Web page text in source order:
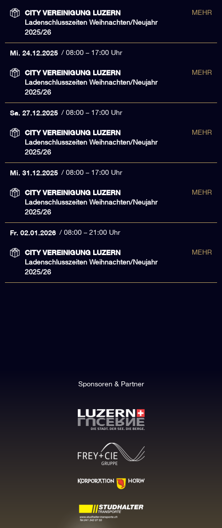
CITY VEREINIGUNG LUZERN
Ladenschlusszeiten Weihnachten/Neujahr
2025/26
MEHR
Mi. 24.12.2025 08:00 – 17:00 Uhr
CITY VEREINIGUNG LUZERN
Ladenschlusszeiten Weihnachten/Neujahr
2025/26
MEHR
Sa. 27.12.2025 08:00 – 17:00 Uhr
CITY VEREINIGUNG LUZERN
Ladenschlusszeiten Weihnachten/Neujahr
2025/26
MEHR
Mi. 31.12.2025 08:00 – 17:00 Uhr
CITY VEREINIGUNG LUZERN
Ladenschlusszeiten Weihnachten/Neujahr
2025/26
MEHR
Fr. 02.01.2026 08:00 – 21:00 Uhr
CITY VEREINIGUNG LUZERN
Ladenschlusszeiten Weihnachten/Neujahr
2025/26
MEHR
Sponsoren & Partner